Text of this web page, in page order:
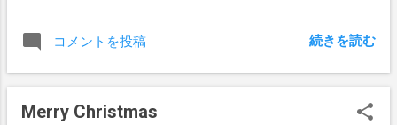
コメントを投稿 続きを読む
Merry Christmas